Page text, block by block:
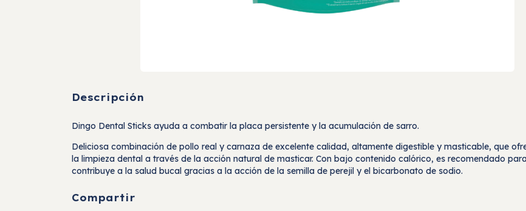
Descripción
Dingo Dental Sticks ayuda a combatir la placa persistente y la acumulación de sarro.
Deliciosa combinación de pollo real y carnaza de excelente calidad, altamente digestible y masticable, que
la limpieza dental a través de la acción natural de masticar. Con bajo contenido calórico, es recomendado
contribuye a la salud bucal gracias a la acción de la semilla de perejil y el bicarbonato de sodio.
Compartir